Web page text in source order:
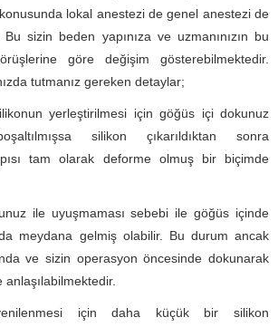
konusunda lokal anestezi de genel anestezi de
sizin beden yapınıza ve uzmanınızın bu
göre değişim gösterebilmektedir.
tutmanız gereken detaylar;
yerleştirilmesi için göğüs içi dokunuz
silikon çıkarıldıktan sonra
tam olarak deforme olmuş bir biçimde
ile uyuşmaması sebebi ile göğüs içinde
meydana gelmiş olabilir. Bu durum ancak
ve sizin operasyon öncesinde dokunarak
için daha küçük bir silikon